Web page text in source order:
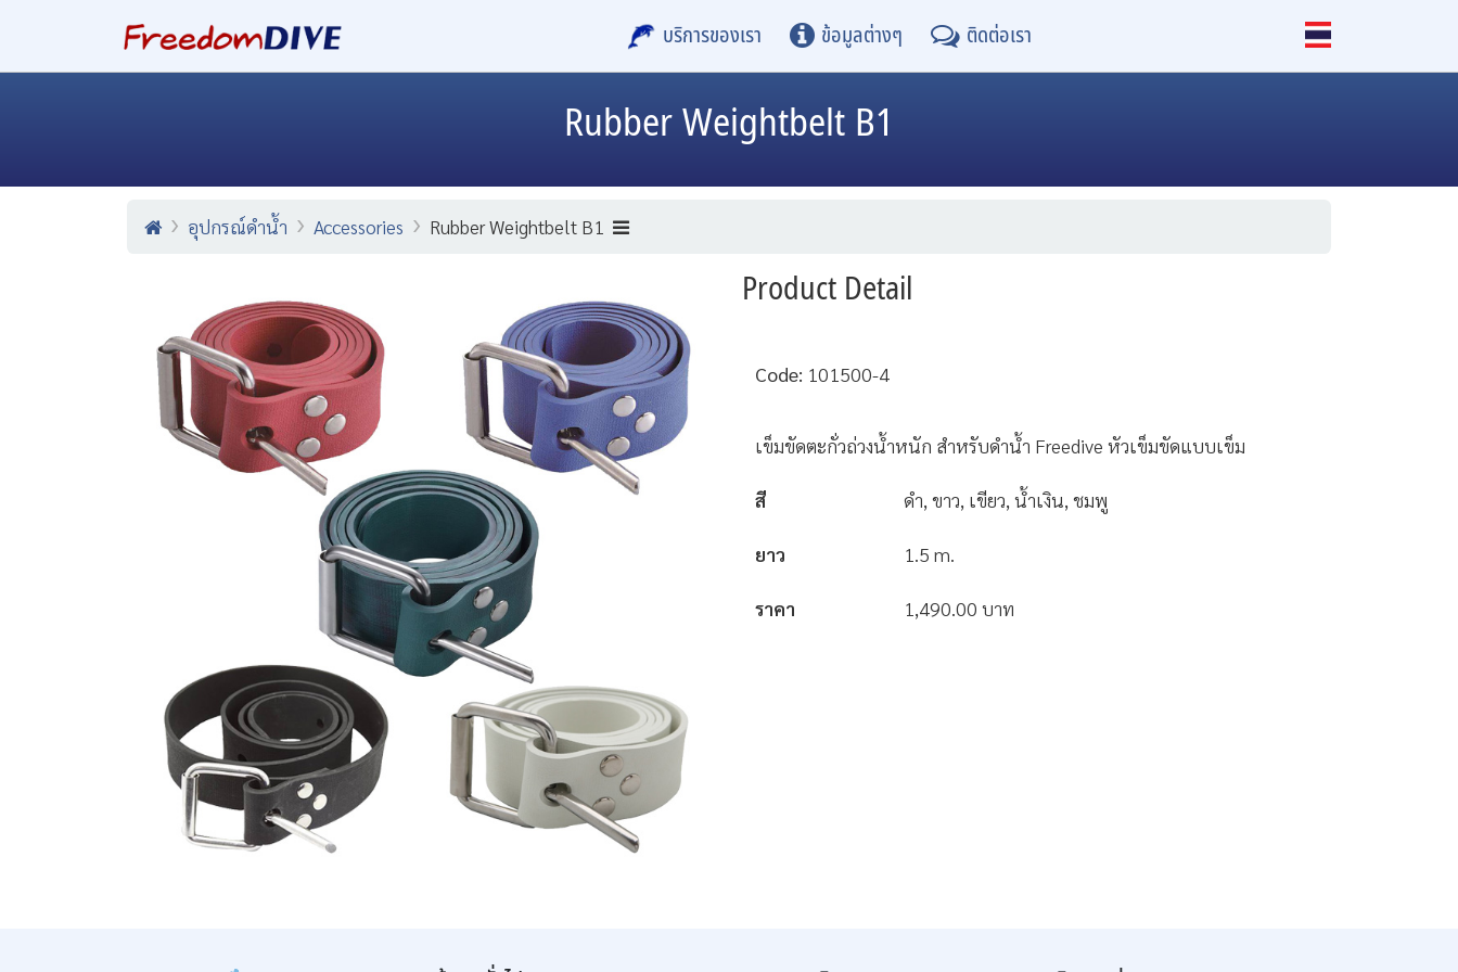
บริการของเรา ข้อมูลต่างๆ ติดต่อเรา
Rubber Weightbelt B1
อุปกรณ์ดำน้ำ Accessories Rubber Weightbelt B1
Product Detail
Code: 101500-4
เข็มขัดตะกั่วถ่วงน้ำหนัก สำหรับดำน้ำ Freedive หัวเข็มขัดแบบเข็ม
สี ดำ, ขาว, เขียว, น้ำเงิน, ชมพู
ยาว 1.5 m.
ราคา 1,490.00 บาท